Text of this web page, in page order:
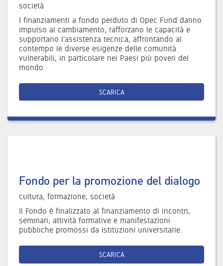
società
I finanziamenti a fondo perduto di Opec Fund danno
impulso al cambiamento, rafforzano le capacità e
supportano l'assistenza tecnica, affrontando al
contempo le diverse esigenze delle comunità
vulnerabili, in particolare nei Paesi più poveri del
mondo.
SCARICA
Fondo per la promozione del dialogo
cultura, formazione, società
Il Fondo è finalizzato al finanziamento di incontri,
seminari, attività formative e manifestazioni
pubbliche promossi da istituzioni universitarie.
SCARICA